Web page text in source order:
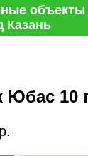
объекты
Казань
Юбас 10
р.